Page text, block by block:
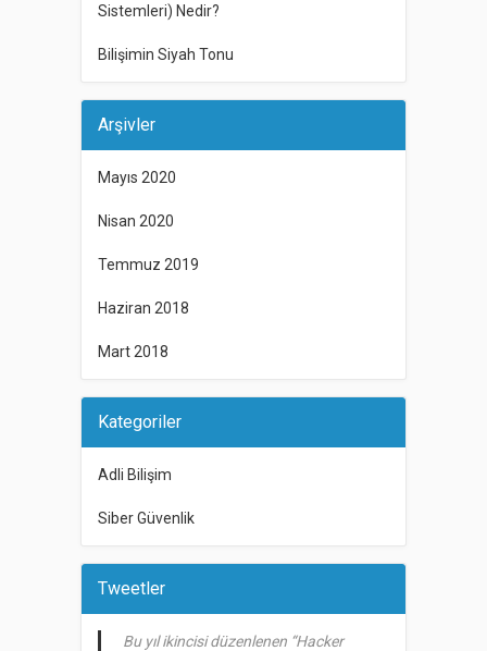
Sistemleri) Nedir?
Bilişimin Siyah Tonu
Arşivler
Mayıs 2020
Nisan 2020
Temmuz 2019
Haziran 2018
Mart 2018
Kategoriler
Adli Bilişim
Siber Güvenlik
Tweetler
Bu yıl ikincisi düzenlenen “Hacker